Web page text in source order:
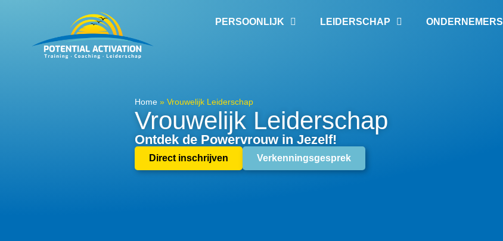
PERSOONLIJK LEIDERSCHAP ONDERNEMERS
Home » Vrouwelijk Leiderschap
Vrouwelijk Leiderschap
Ontdek de Powervrouw in Jezelf!
Direct inschrijven Verkenningsgesprek